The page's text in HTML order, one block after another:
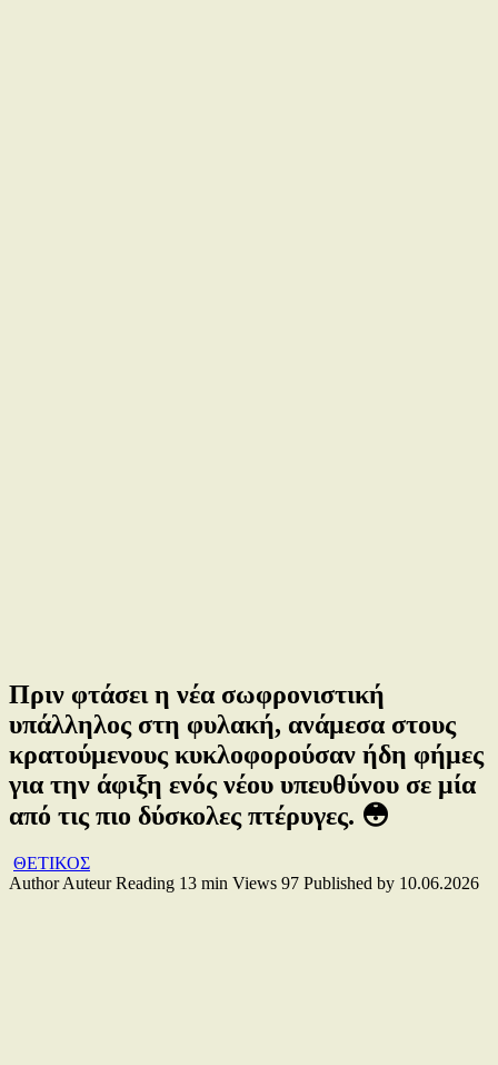
Πριν φτάσει η νέα σωφρονιστική
υπάλληλος στη φυλακή, ανάμεσα στους
κρατούμενους κυκλοφορούσαν ήδη φήμες
για την άφιξη ενός νέου υπευθύνου σε μία
από τις πιο δύσκολες πτέρυγες. 😳
ΘΕΤΙΚΟΣ
Author Auteur Reading 13 min Views 97 Published by 10.06.2026